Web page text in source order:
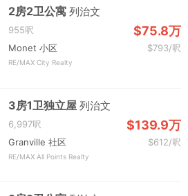
2房2卫公寓列治文
955呎 $75.8万
Monet 小区 $793/呎
RE/MAX City Realty
3房1卫独立屋列治文
6,997呎 $139.9万
Granville 社区 $612/呎
RE/MAX All Points Realty